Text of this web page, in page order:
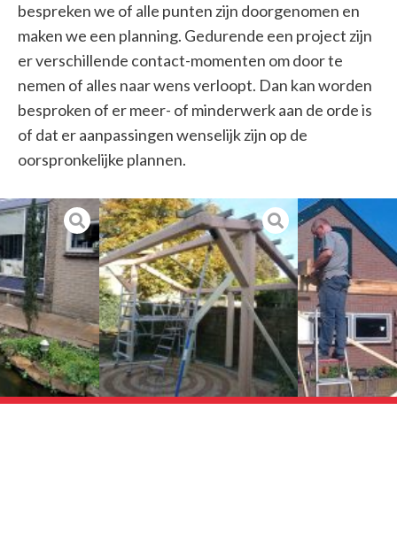
bespreken we of alle punten zijn doorgenomen en
maken we een planning. Gedurende een project zijn
er verschillende contact-momenten om door te
nemen of alles naar wens verloopt. Dan kan worden
besproken of er meer- of minderwerk aan de orde is
of dat er aanpassingen wenselijk zijn op de
oorspronkelijke plannen.